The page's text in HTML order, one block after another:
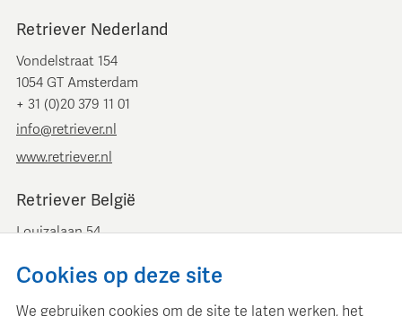
Retriever Nederland
Vondelstraat 154
1054 GT Amsterdam
+ 31 (0)20 379 11 01
info@retriever.nl
www.retriever.nl
Retriever België
Louizalaan 54
+ 32 (0)2 893 00 52
Cookies op deze site
We gebruiken cookies om de site te laten werken, het